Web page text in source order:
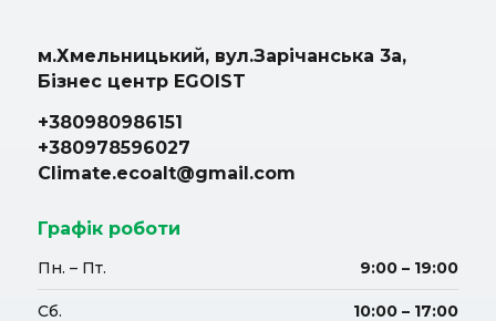
м.Хмельницький, вул.Зарічанська 3а,
Бізнес центр EGOIST
+380980986151
+380978596027
Climate.ecoalt@gmail.com
Графік роботи
Пн. – Пт. 9:00 – 19:00
Сб. 10:00 – 17:00